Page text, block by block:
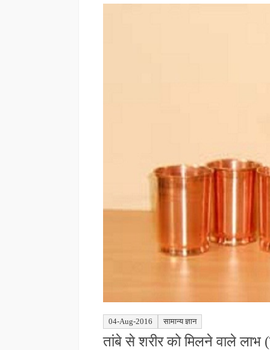
04-Aug-2016 सामान्य ज्ञान
तांबे से शरीर को मिलने वाले लाभ